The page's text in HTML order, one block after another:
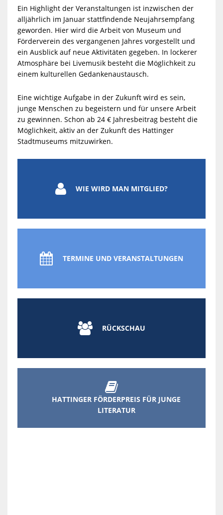
Ein Highlight der Veranstaltungen ist inzwischen der
alljährlich im Januar stattfindende Neujahrsempfang
geworden. Hier wird die Arbeit von Museum und
Förderverein des vergangenen Jahres vorgestellt und
ein Ausblick auf neue Aktivitäten gegeben. In lockerer
Atmosphäre bei Livemusik besteht die Möglichkeit zu
einem kulturellen Gedankenaustausch.
Eine wichtige Aufgabe in der Zukunft wird es sein,
junge Menschen zu begeistern und für unsere Arbeit
zu gewinnen. Schon ab 24 € Jahresbeitrag besteht die
Möglichkeit, aktiv an der Zukunft des Hattinger
Stadtmuseums mitzuwirken.
 WIE WIRD MAN MITGLIED?
 TERMINE UND VERANSTALTUNGEN
 RÜCKSCHAU

HATTINGER FÖRDERPREIS FÜR JUNGE
LITERATUR